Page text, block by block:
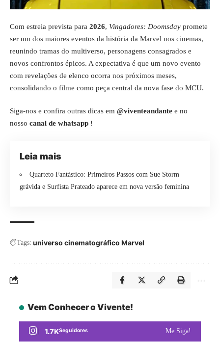
Com estreia prevista para 2026, Vingadores: Doomsday promete
ser um dos maiores eventos da história da Marvel nos cinemas,
reunindo tramas do multiverso, personagens consagrados e
novos confrontos épicos. A expectativa é que um novo evento
com revelações de elenco ocorra nos próximos meses,
consolidando o filme como peça central da nova fase do MCU.
Siga-nos e confira outras dicas em @viventeandante e no
nosso canal de whatsapp !
Leia mais
Quarteto Fantástico: Primeiros Passos com Sue Storm
grávida e Surfista Prateado aparece em nova versão feminina
Tags: universo cinematográfico Marvel
Vem Conhecer o Vivente!
1.7KSeguidores Me Siga!